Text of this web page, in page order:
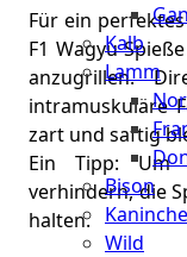
Kalb
Lamm
Bison
Wild
Für ein
F1 Wagyu
anzugrillen.
intramuskuläre
zart und saftig
Ein Tipp: Um
verhindern, die
halten.